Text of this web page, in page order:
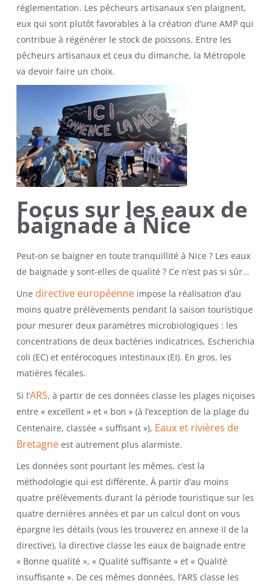
réglementation. Les pêcheurs artisanaux s’en plaignent,
eux qui sont plutôt favorables à la création d’une AMP qui
contribue à régénérer le stock de poissons. Entre les
pêcheurs artisanaux et ceux du dimanche, la Métropole
va devoir faire un choix.
Focus sur les eaux de
baignade à Nice
Peut-on se baigner en toute tranquillité à Nice ? Les eaux
de baignade y sont-elles de qualité ? Ce n’est pas si sûr…
Une directive européenneimpose la réalisation d’au
moins quatre prélèvements pendant la saison touristique
pour mesurer deux paramètres microbiologiques : les
concentrations de deux bactéries indicatrices, Escherichia
coli (EC) et entérocoques intestinaux (EI). En gros, les
matières fécales.
Si l’ARS, à partir de ces données classe les plages niçoises
entre « excellent » et « bon » (à l’exception de la plage du
Centenaire, classée « suffisant »), Eaux et rivières de
Bretagneest autrement plus alarmiste.
Les données sont pourtant les mêmes, c’est la
méthodologie qui est différente. À partir d’au moins
quatre prélèvements durant la période touristique sur les
quatre dernières années et par un calcul dont on vous
épargne les détails (vous les trouverez en annexe II de la
directive), la directive classe les eaux de baignade entre
« Bonne qualité », « Qualité suffisante » et « Qualité
insuffisante ». De ces mêmes données, l’ARS classe les